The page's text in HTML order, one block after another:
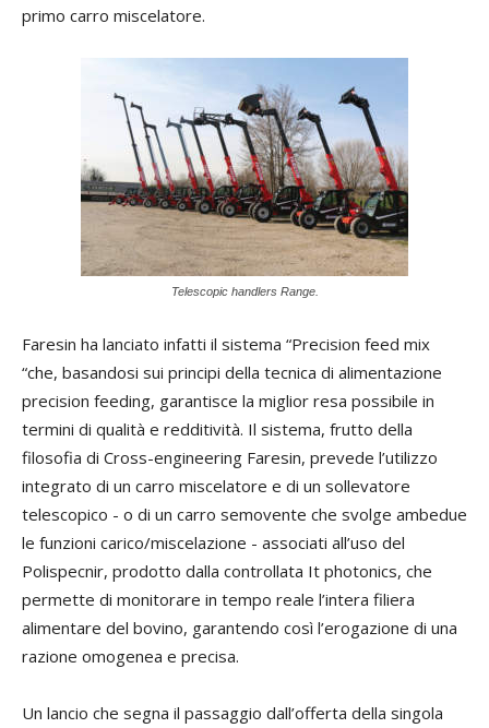
primo carro miscelatore.
Telescopic handlers Range.
Faresin ha lanciato infatti il sistema “Precision feed mix
“che, basandosi sui principi della tecnica di alimentazione
precision feeding, garantisce la miglior resa possibile in
termini di qualità e redditività. Il sistema, frutto della
filosofia di Cross-engineering Faresin, prevede l’utilizzo
integrato di un carro miscelatore e di un sollevatore
telescopico - o di un carro semovente che svolge ambedue
le funzioni carico/miscelazione - associati all’uso del
Polispecnir, prodotto dalla controllata It photonics, che
permette di monitorare in tempo reale l’intera filiera
alimentare del bovino, garantendo così l’erogazione di una
razione omogenea e precisa.
Un lancio che segna il passaggio dall’offerta della singola